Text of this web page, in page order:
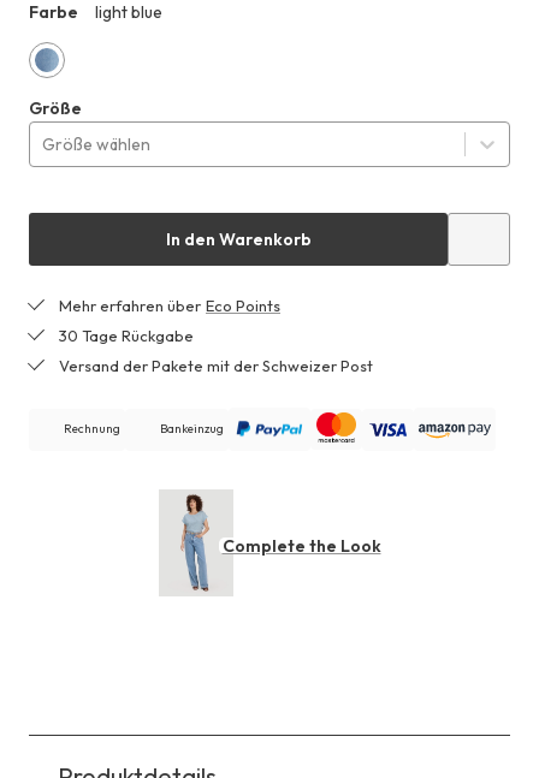
CHF 89.99
anstatt
CHF 179.99
Farbe
light blue
blue
Größe
Größe wählen
In den Warenkorb
Mehr erfahren über Eco Points
30 Tage Rückgabe
Versand der Pakete mit der Schweizer Post
Rechnung Bankeinzug
Complete the Look